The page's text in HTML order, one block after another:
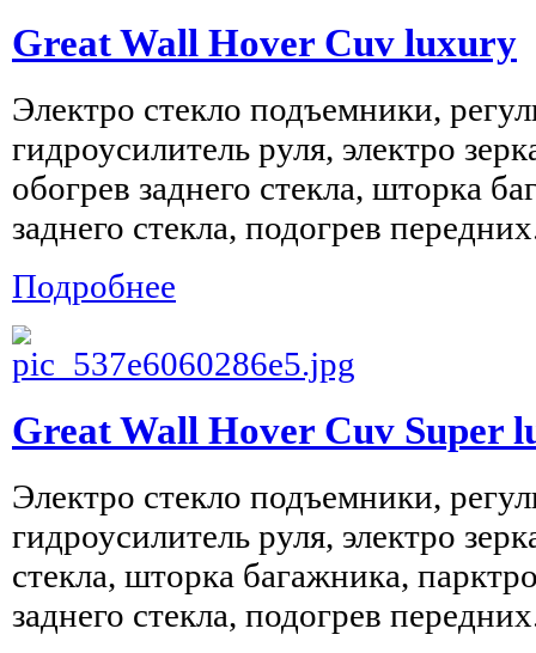
Great Wall Hover Cuv luxury
Электро стекло подъемники,
гидроусилитель руля, электро
обогрев заднего стекла, шторка
заднего стекла, подогрев
Подробнее
Great Wall Hover Cuv Super
Электро стекло подъемники,
гидроусилитель руля, электро
стекла, шторка багажника,
заднего стекла, подогрев